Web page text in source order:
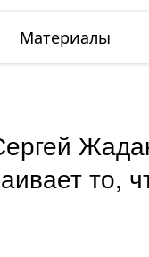
Материалы
то,